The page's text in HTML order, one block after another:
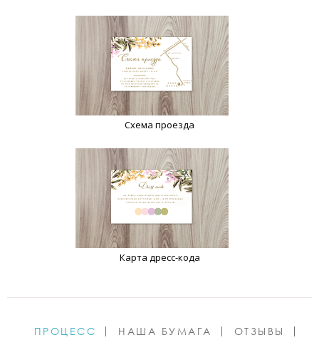
Схема проезда
Карта дресс-кода
ПРОЦЕСС НАША БУМАГА
ОТЗЫВЫ